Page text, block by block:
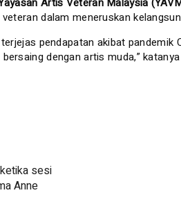
dalam meneruskan
pendapatan akibat
dengan artis muda,”
sesi
Anne